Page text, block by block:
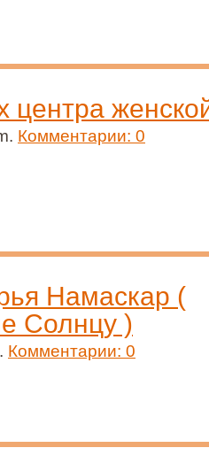
центра
Комментарии: 0
Намаскар (
Солнцу )
Комментарии: 0